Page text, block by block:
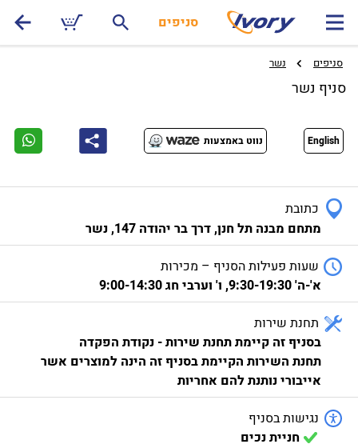
סניפים
סניפים נשר
סניף נשר
English נווט באמצעות
כתובת
מתחם מבנה תל חנן, דרך בר יהודה 147, נשר
שעות פעילות הסניף – מכירות
א'-ה' 9:30-19:30, ו' וערבי חג 9:00-14:30
תחנת שירות
בסניף זה קיימת תחנת שירות - נקודת הפקדה
תחנת השירות הקיימת בסניף זה הינה למוצרים אשר
אייבורי נותנת להם אחריות
נגישות בסניף
חניית נכים